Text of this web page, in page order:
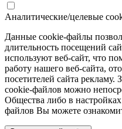
Аналитические/целевые
Данные cookie-файлы
длительность посещений
используют веб-сайт, что
работу нашего веб-сайта,
посетителей сайта рекламу.
cookie-файлов можно
Общества либо в
файлов Вы можете